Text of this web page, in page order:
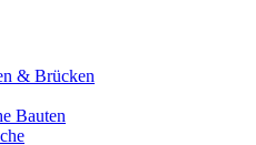
& Brücken
Bauten